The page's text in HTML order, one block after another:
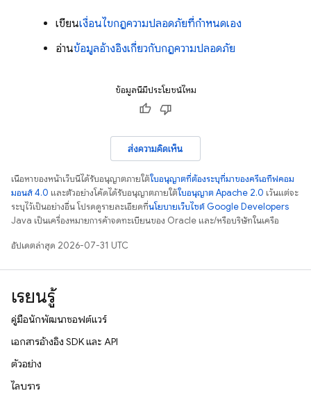
เขียนเงื่อนไขกฎความปลอดภัยที่กำหนดเอง
อ่านข้อมูลอ้างอิงเกี่ยวกับกฎความปลอดภัย
ข้อมูลนี้มีประโยชน์ไหม
ส่งความคิดเห็น
เนื้อหาของหน้าเว็บนี้ได้รับอนุญาตภายใต้ใบอนุญาตที่ต้องระบุที่มาของครีเอทีฟคอม
มอนส์ 4.0 และตัวอย่างโค้ดได้รับอนุญาตภายใต้ใบอนุญาต Apache 2.0 เว้นแต่จะ
ระบุไว้เป็นอย่างอื่น โปรดดูรายละเอียดที่นโยบายเว็บไซต์ Google Developers
Java เป็นเครื่องหมายการค้าจดทะเบียนของ Oracle และ/หรือบริษัทในเครือ
อัปเดตล่าสุด 2026-07-31 UTC
เรียนรู้
คู่มือนักพัฒนาซอฟต์แวร์
เอกสารอ้างอิง SDK และ API
ตัวอย่าง
ไลบรารี